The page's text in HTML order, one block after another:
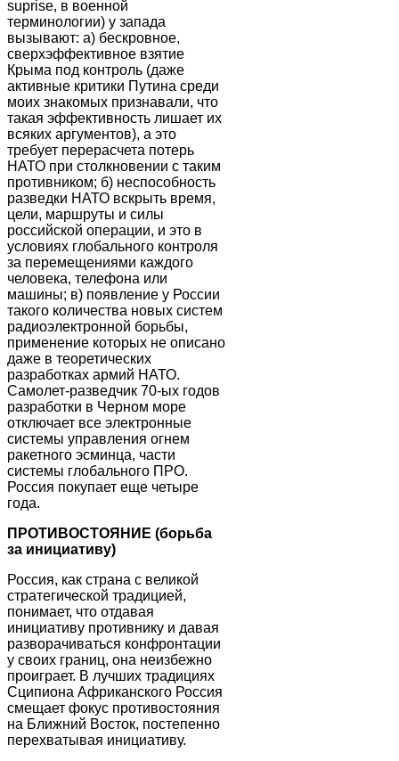
suprise, в военной
терминологии) у запада
вызывают: а) бескровное,
сверхэффективное взятие
Крыма под контроль (даже
активные критики Путина среди
моих знакомых признавали, что
такая эффективность лишает их
всяких аргументов), а это
требует перерасчета потерь
НАТО при столкновении с таким
противником; б) неспособность
разведки НАТО вскрыть время,
цели, маршруты и силы
российской операции, и это в
условиях глобального контроля
за перемещениями каждого
человека, телефона или
машины; в) появление у России
такого количества новых систем
радиоэлектронной борьбы,
применение которых не описано
даже в теоретических
разработках армий НАТО.
Самолет-разведчик 70-ых годов
разработки в Черном море
отключает все электронные
системы управления огнем
ракетного эсминца, части
системы глобального ПРО.
Россия покупает еще четыре
года.
ПРОТИВОСТОЯНИЕ (борьба
за инициативу)
Россия, как страна с великой
стратегической традицией,
понимает, что отдавая
инициативу противнику и давая
разворачиваться конфронтации
у своих границ, она неизбежно
проиграет. В лучших традициях
Сципиона Африканского Россия
смещает фокус противостояния
на Ближний Восток, постепенно
перехватывая инициативу.